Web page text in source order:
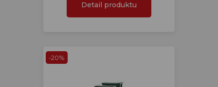
Detail produktu
-20%